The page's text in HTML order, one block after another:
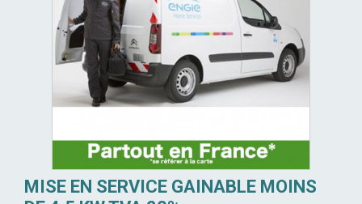
MISE EN SERVICE GAINABLE MOINS